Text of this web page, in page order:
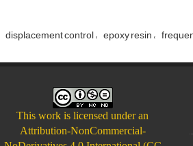
displacement control epoxy resin
This work is licensed under an
Attribution-NonCommercial-